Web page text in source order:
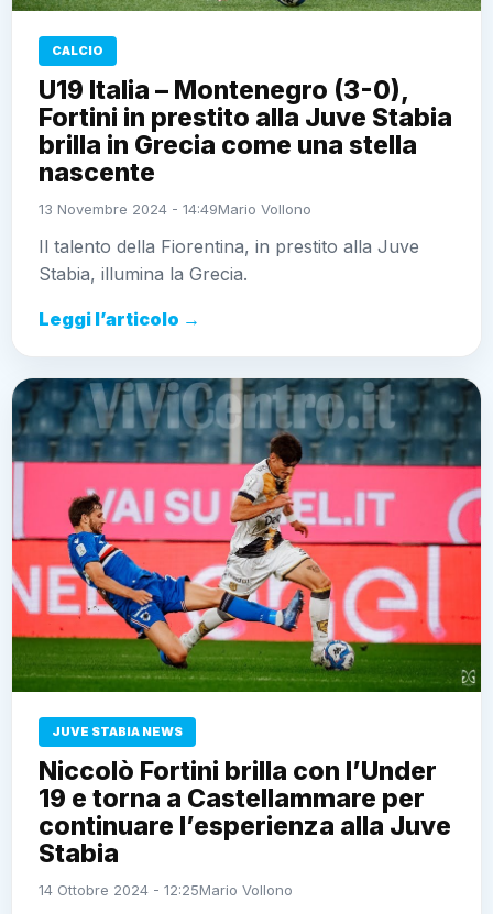
CALCIO
U19 Italia – Montenegro (3-0),
Fortini in prestito alla Juve Stabia
brilla in Grecia come una stella
nascente
13 Novembre 2024 - 14:49Mario Vollono
Il talento della Fiorentina, in prestito alla Juve
Stabia, illumina la Grecia.
Leggi l’articolo →
JUVE STABIA NEWS
Niccolò Fortini brilla con l’Under
19 e torna a Castellammare per
continuare l’esperienza alla Juve
Stabia
14 Ottobre 2024 - 12:25Mario Vollono